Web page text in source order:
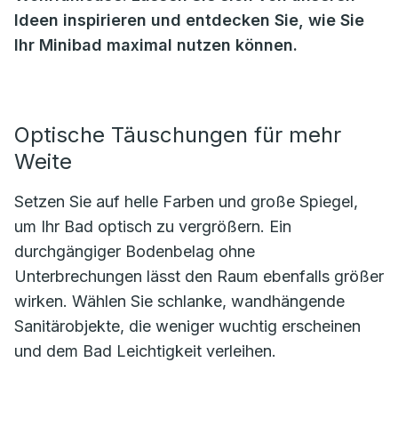
Ideen inspirieren und entdecken Sie, wie Sie
Ihr Minibad maximal nutzen können.
Optische Täuschungen für mehr
Weite
Setzen Sie auf helle Farben und große Spiegel,
um Ihr Bad optisch zu vergrößern. Ein
durchgängiger Bodenbelag ohne
Unterbrechungen lässt den Raum ebenfalls größer
wirken. Wählen Sie schlanke, wandhängende
Sanitärobjekte, die weniger wuchtig erscheinen
und dem Bad Leichtigkeit verleihen.